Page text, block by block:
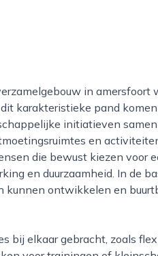
karakteristieke pand
initiatieven
en
die bewust kiezen voor
en duurzaamheid. In de
kunnen ontwikkelen en